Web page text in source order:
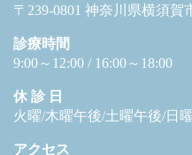
〒239-0801 神奈川県横須賀
診療時間
9:00～12:00 / 16:00～18:00
休 診 日
火曜/木曜午後/土曜午後/日
アクセス